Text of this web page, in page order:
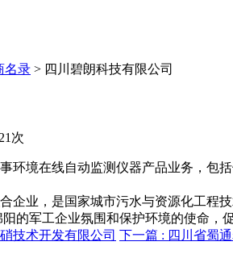
名录 > 四川碧朗科技有限公司
次
环境在线自动监测仪器产品业务，包
业，是国家城市污水与资源化工程
的军工企业氛围和保护环境的使命，
技术开发有限公司 下一篇 : 四川省蜀